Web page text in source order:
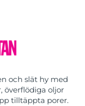
och slät hy med
överflödiga oljor
tilltäppta porer.